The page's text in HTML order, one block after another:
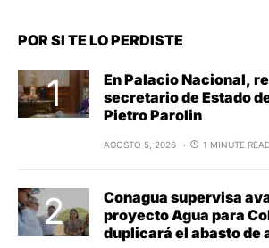
POR SI TE LO PERDISTE
En Palacio Nacional,
secretario de Estado
Pietro Parolin
AGOSTO 5, 2026 1 MINUTE
Conagua supervisa
proyecto Agua para
duplicará el abasto de